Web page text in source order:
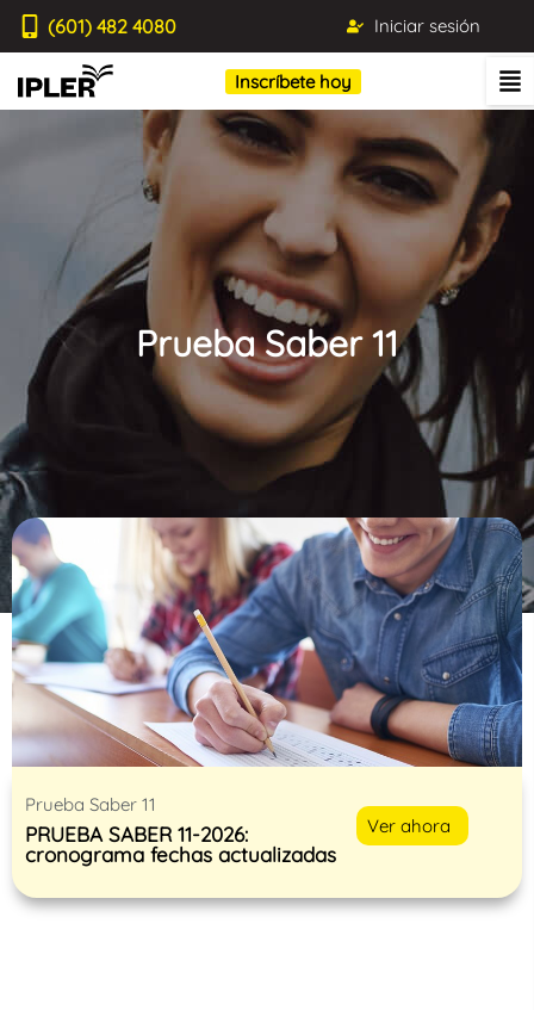
(601) 482 4080 Iniciar sesión
Inscríbete hoy
Prueba Saber 11
Blog IPLER
Prueba Saber 11
PRUEBA SABER 11-2026:
cronograma fechas actualizadas
Ver ahora